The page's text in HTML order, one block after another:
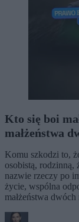
Kto się boi
małżeństwa
Komu szkodzi to,
osobistą,
nazwie rzeczy po
życie, wspólna
małżeństwa